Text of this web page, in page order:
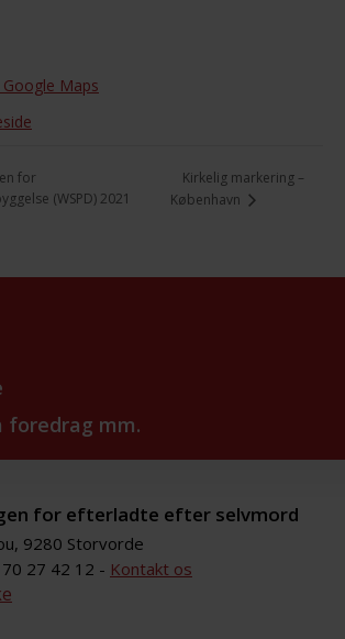
Google Maps
for
(WSPD) 2021
Kirkelig markering –
København
mm.
for efterladte efter selvmord
9280 Storvorde
27 42 12 - Kontakt os